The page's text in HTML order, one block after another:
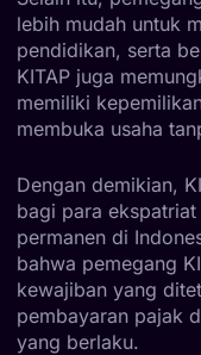
lebih mudah untuk
pendidikan, serta
KITAP juga
memiliki
membuka usaha
Dengan demikian,
bagi para
permanen di
bahwa pemegang
kewajiban yang
pembayaran pajak
yang berlaku.